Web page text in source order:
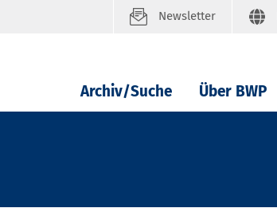
Newsletter
Archiv/Suche Über BWP